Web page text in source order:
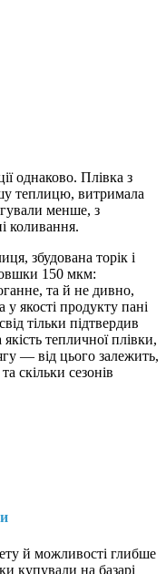
однаково. Плівка з
теплицю, витримала
менше, з
коливання.
збудована торік і
150 мкм:
та й не дивно,
якості продукту пані
тільки підтвердив
тепличної плівки,
— від цього залежить,
скільки сезонів
й можливості глибше
купували на базарі